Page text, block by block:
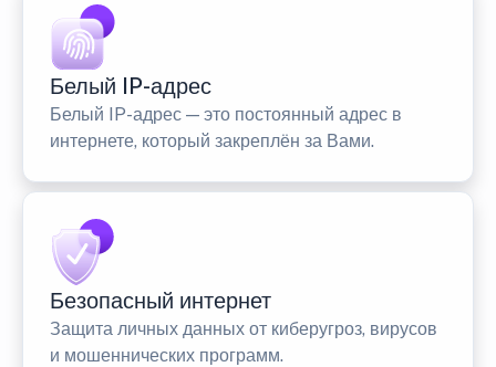
Белый IP-адрес
Белый IP-адрес — это постоянный адрес в
интернете, который закреплён за Вами.
Безопасный интернет
Защита личных данных от киберугроз, вирусов
и мошеннических программ.